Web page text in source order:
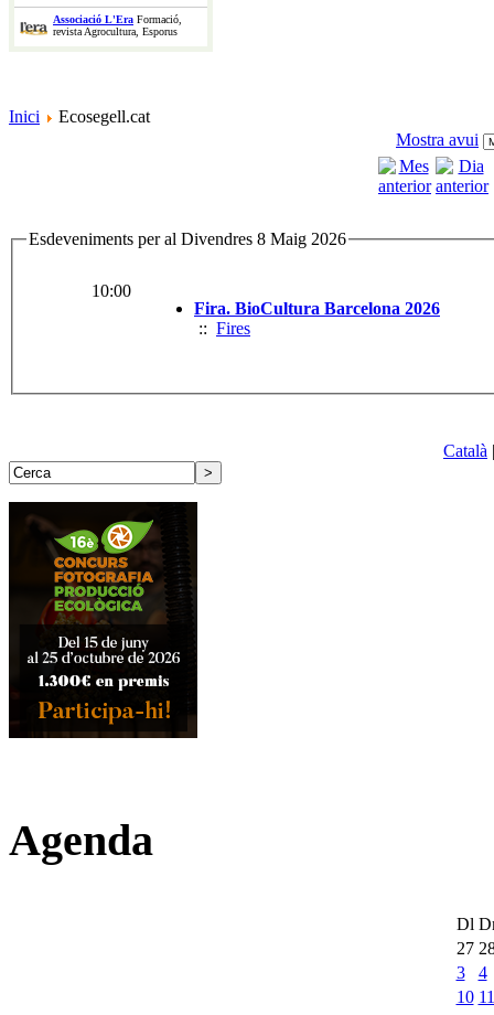
Associació L'Era Formació,
revista Agrocultura, Esporus
Inici
Ecosegell.cat
Mostra avui
Esdeveniments per al Divendres 8 Maig 2026
10:00
Fira. BioCultura Barcelona 2026
:: Fires
Català
Agenda
Dl
27
3
4
10 11